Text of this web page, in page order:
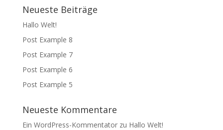
Neueste Beiträge
Hallo Welt!
Post Example 8
Post Example 7
Post Example 6
Post Example 5
Neueste Kommentare
Ein WordPress-Kommentatorzu Hallo Welt!